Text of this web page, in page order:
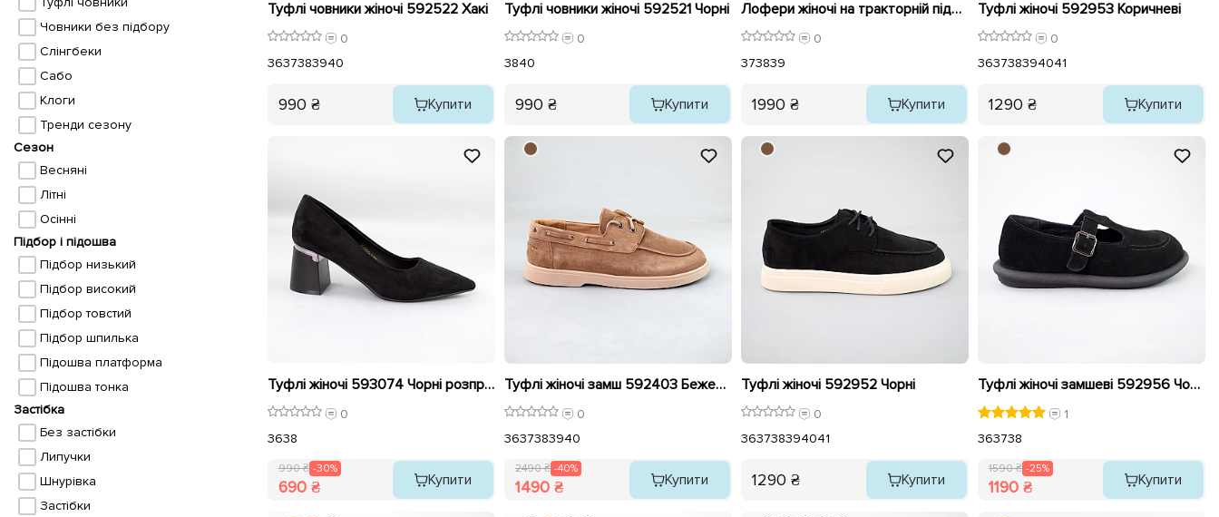
Човники без підбору
Слінгбеки
Сабо
Клоги
Тренди сезону
Сезон
Весняні
Літні
Осінні
Підбор і підошва
Підбор низький
Підбор високий
Підбор товстий
Підбор шпилька
Підошва платформа
Підошва тонка
Застібка
Без застібки
Липучки
Шнурівка
Застібки
Туфлі човники жіночі 592522 Хакі
0
3637383940
990 ₴ Купити
Туфлі човники жіночі 592521 Чорні
0
3840
990 ₴ Купити
Лофери жіночі на тракторній підошві 589502 Молочні
0
373839
1990 ₴ Купити
Туфлі жіночі 592953 Коричневі
0
363738394041
1290 ₴ Купити
Туфлі жіночі 593074 Чорні розпродаж
0
3638
990 ₴ -30%
690 ₴ Купити
Туфлі жіночі замш 592403 Бежеві розпродаж
0
3637383940
2490 ₴ -40%
1490 ₴ Купити
Туфлі жіночі 592952 Чорні
0
363738394041
1290 ₴ Купити
Туфлі жіночі замшеві 592956 Чорні розпродаж
1
363738
1590 ₴ -25%
1190 ₴ Купити